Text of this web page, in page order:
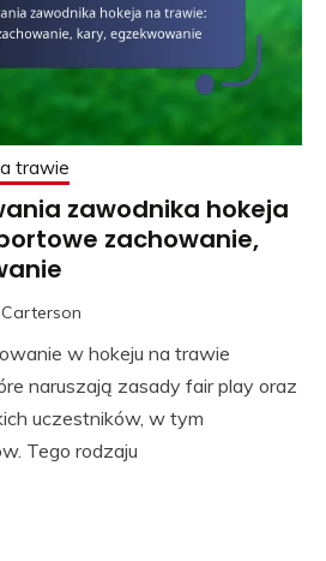
trawie
zawodnika hokeja
zachowanie,
w hokeju na trawie
naruszają zasady fair play oraz
uczestników, w tym
Tego rodzaju